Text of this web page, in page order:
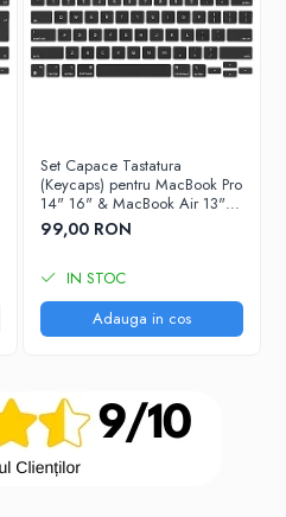
Set Capace Tastatura
(Keycaps) pentru MacBook Pro
14" 16" & MacBook Air 13"
15" – Modele 2021–2024 -
Layout US
99,00 RON
IN STOC
Adauga in cos